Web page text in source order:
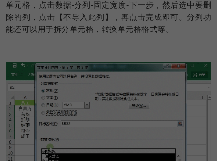
单元格，点击数据-分列-固定宽度-下一步，然后选中要删
除的列，点击【不导入此列】，再点击完成即可。分列功
能还可以用于拆分单元格，转换单元格格式等。